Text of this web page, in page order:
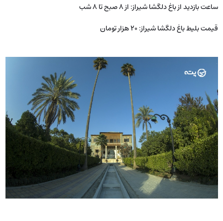
ساعت بازدید از باغ دلگشا شیراز: از ۸ صبح تا ۸ شب
قیمت بلیط باغ دلگشا شیراز: ۲۰ هزار تومان